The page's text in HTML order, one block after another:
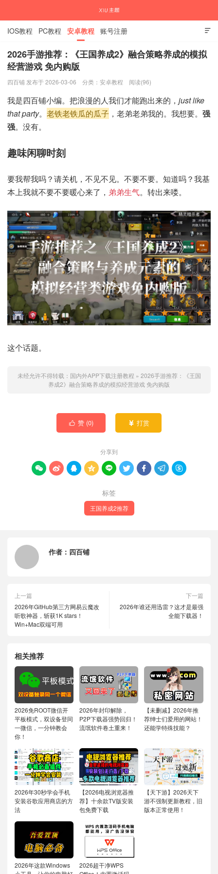
国内外APP下载注册教程

IOS教程 PC教程 安卓教程 账号注册
2026手游推荐：《王国养成2》融合策略养成的模拟
经营游戏 免内购版
四百铺 发布于 2026-03-06 分类： 安卓教程 阅读(96)
我是四百铺小编。把浪漫的人我们才能跑出来的， just like
that party。 老铁老铁瓜的瓜子 ，老弟老弟我的。我想要。 强
强。没有。
趣味闲聊时刻
要我帮我吗？请关机，不见不见。不要不要。知道吗？我基
本上我就不要不要暖心来了， 弟弟生气。转出来喽。
这个话题。
未经允许不得转载： 国内外APP下载注册教程 » 2026手游推荐：《王国
养成2》融合策略养成的模拟经营游戏 免内购版
 赞 (0)  打赏
分享到
        
标签
王国养成2推荐
作者： 四百铺
上一篇
2026年GitHub第三方网易云魔改
听歌神器，斩获1K stars！
Win+Mac双端可用
下一篇
2026年谁还用迅雷？这才是最强
全能下载器！
相关推荐
2026免ROOT微信开
平板模式，双设备登同
一微信，一分钟教会
你！
2026年封印解除，
P2P下载器强势回归！
流氓软件卷土重来！
【未删减】2026年推
荐绅士们爱用的网站！
还能学特殊技能？
2026年30秒学会手机
安装谷歌应用商店的方
法
【2026电视浏览器推
荐】十余款TV版安装
包免费下载
【天下游】2026天下
游不强制更新教程，旧
版本正常使用！
2026年这款Windows
2026超干净WPS